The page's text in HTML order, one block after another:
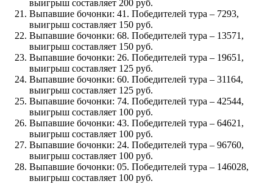
выигрыш составляет 200 руб.
Выпавшие бочонки: 41. Победителей тура – 7293,
выигрыш составляет 150 руб.
Выпавшие бочонки: 68. Победителей тура – 13571,
выигрыш составляет 150 руб.
Выпавшие бочонки: 26. Победителей тура – 19651,
выигрыш составляет 125 руб.
Выпавшие бочонки: 60. Победителей тура – 31164,
выигрыш составляет 125 руб.
Выпавшие бочонки: 74. Победителей тура – 42544,
выигрыш составляет 100 руб.
Выпавшие бочонки: 43. Победителей тура – 64621,
выигрыш составляет 100 руб.
Выпавшие бочонки: 24. Победителей тура – 96760,
выигрыш составляет 100 руб.
Выпавшие бочонки: 05. Победителей тура – 146028,
выигрыш составляет 100 руб.